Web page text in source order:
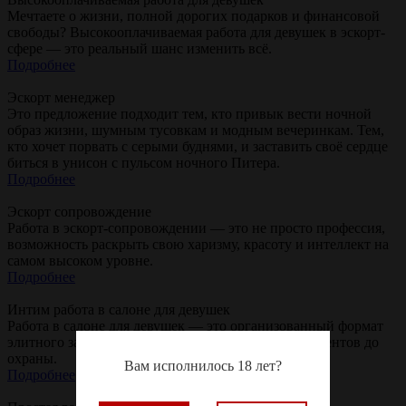
Мечтаете о жизни, полной дорогих подарков и финансовой
свободы? Высокооплачиваемая работа для девушек в эскорт-
сфере — это реальный шанс изменить всё.
Подробнее
Эскорт менеджер
Это предложение подходит тем, кто привык вести ночной
образ жизни, шумным тусовкам и модным вечеринкам. Тем,
кто хочет порвать с серыми буднями, и заставить своё сердце
биться в унисон с пульсом ночного Питера.
Подробнее
Эскорт сопровождение
Работа в эскорт-сопровождении — это не просто профессия,
возможность раскрыть свою харизму, красоту и интеллект на
самом высоком уровне.
Подробнее
Интим работа в салоне для девушек
Работа в салоне для девушек — это организованный формат
элитного заведения, где всё продумано: от апартаментов до
охраны.
Подробнее
Вам исполнилось 18 лет?